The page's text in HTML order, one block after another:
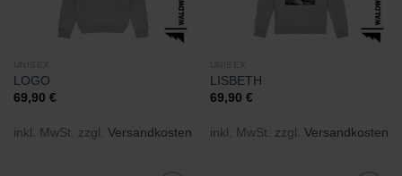
UNISEX
LOGO
69,90 €
inkl. MwSt. zzgl. Versandkosten
UNISEX
LISBETH
69,90 €
inkl. MwSt. zzgl. Versandkosten